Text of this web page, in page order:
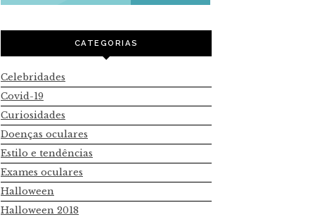
CATEGORIAS
Celebridades
Covid-19
Curiosidades
Doenças oculares
Estilo e tendências
Exames oculares
Halloween
Halloween 2018